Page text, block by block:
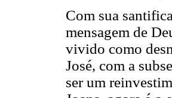
Com sua
mensagem de
vivido como
José, com a
ser um